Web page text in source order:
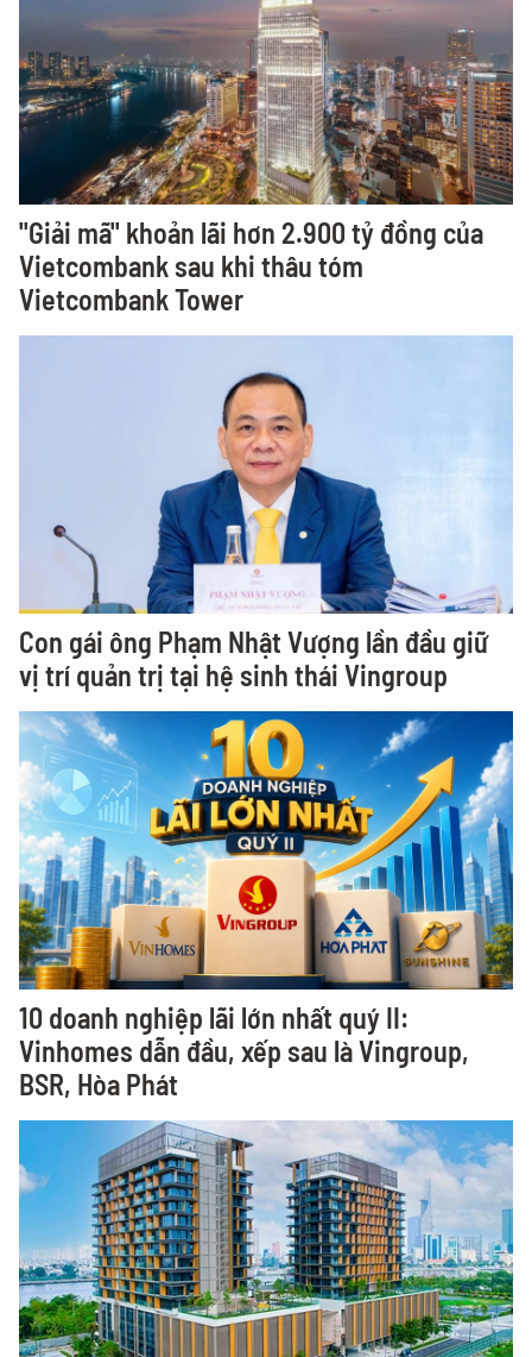
"Giải mã" khoản lãi hơn 2.900 tỷ đồng của
Vietcombank sau khi thâu tóm
Vietcombank Tower
Con gái ông Phạm Nhật Vượng lần đầu giữ
vị trí quản trị tại hệ sinh thái Vingroup
10 doanh nghiệp lãi lớn nhất quý II:
Vinhomes dẫn đầu, xếp sau là Vingroup,
BSR, Hòa Phát